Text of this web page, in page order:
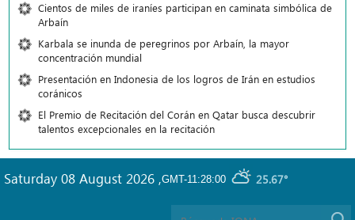
Cientos de miles de iraníes participan en caminata simbólica de
Arbaín
Karbala se inunda de peregrinos por Arbaín, la mayor
concentración mundial
Presentación en Indonesia de los logros de Irán en estudios
coránicos
El Premio de Recitación del Corán en Qatar busca descubrir
talentos excepcionales en la recitación
GMT-11:28:00 25.67°
Saturday 08 August 2026 ,